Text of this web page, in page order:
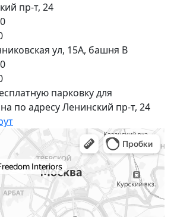
пр-т, 24
ул, 15А, башня В
парковку для
по адресу Ленинский пр-т, 24